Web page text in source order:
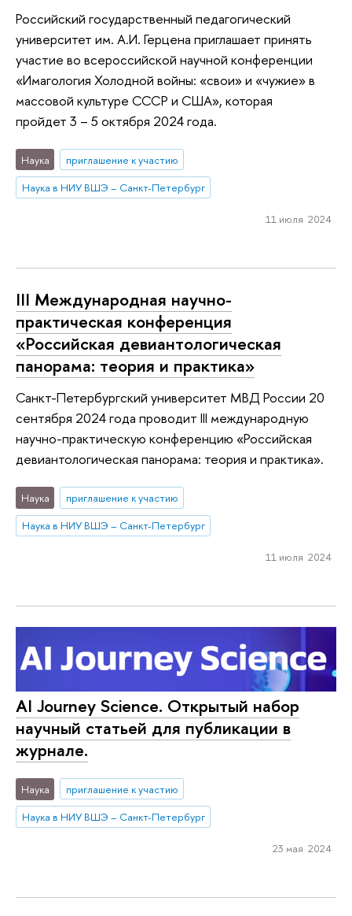
Российский государственный педагогический
университет им. А.И. Герцена приглашает принять
участие во всероссийской научной конференции
«Имагология Холодной войны: «свои» и «чужие» в
массовой культуре СССР и США», которая
пройдет 3 – 5 октября 2024 года.
Наука
приглашение к участию
Наука в НИУ ВШЭ – Санкт-Петербург
11 июля 2024
III Международная научно-
практическая конференция
«Российская девиантологическая
панорама: теория и практика»
Санкт-Петербургский университет МВД России 20
сентября 2024 года проводит III международную
научно-практическую конференцию «Российская
девиантологическая панорама: теория и практика».
Наука
приглашение к участию
Наука в НИУ ВШЭ – Санкт-Петербург
11 июля 2024
AI Journey Science. Открытый набор
научный статьей для публикации в
журнале.
Наука
приглашение к участию
Наука в НИУ ВШЭ – Санкт-Петербург
23 мая 2024